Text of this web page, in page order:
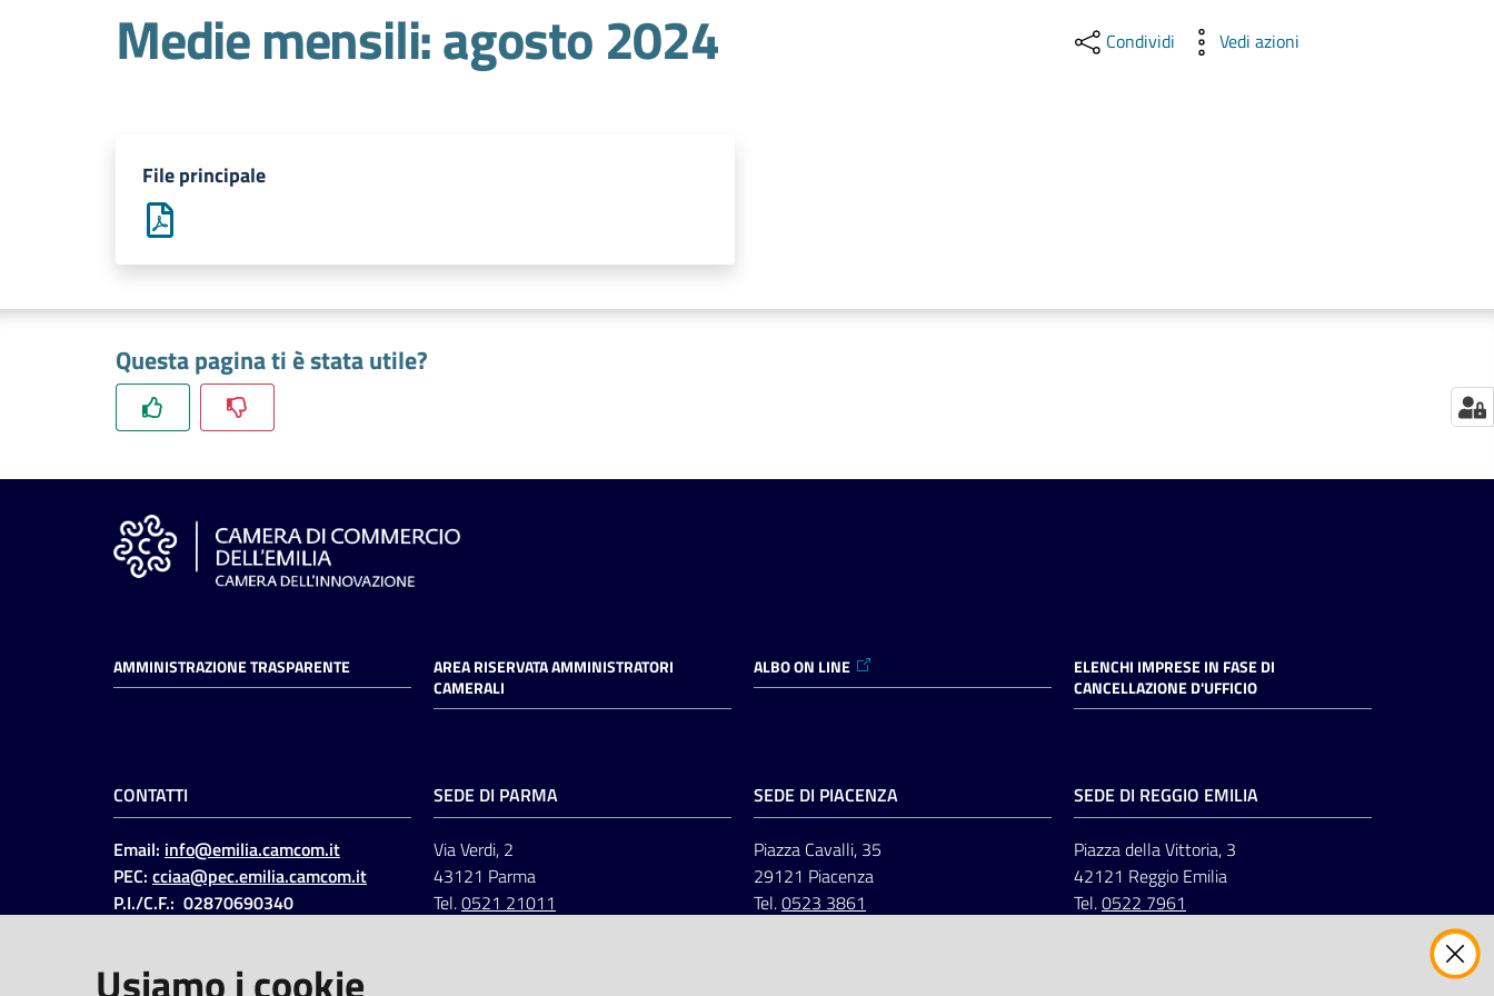
Medie mensili: agosto 2024 Condividi Vedi azioni
File principale
Questa pagina ti è stata utile?
AMMINISTRAZIONE TRASPARENTE
AREA RISERVATA AMMINISTRATORI
CAMERALI
ALBO ON LINE
ELENCHI IMPRESE IN FASE DI
CANCELLAZIONE D'UFFICIO
CONTATTI
Email: info@emilia.camcom.it
PEC: cciaa@pec.emilia.camcom.it
P.I./C.F.: 02870690340
Codice IPA: ccem
SEDE DI PARMA
Via Verdi, 2
43121 Parma
Tel.0521 21011
SEDE DI PIACENZA
Piazza Cavalli, 35
29121 Piacenza
Tel.0523 3861
SEDE DI REGGIO EMILIA
Piazza della Vittoria, 3
42121 Reggio Emilia
Tel.0522 7961